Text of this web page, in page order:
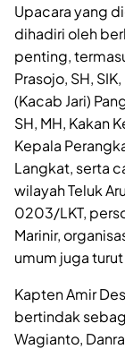
Upacara yang
dihadiri oleh
penting,
Prasojo, SH,
(Kacab Jari)
SH, MH, Kakan
Kepala
Langkat, serta
wilayah Teluk
0203/LKT,
Marinir,
umum juga
Kapten Amir
bertindak
Wagianto,